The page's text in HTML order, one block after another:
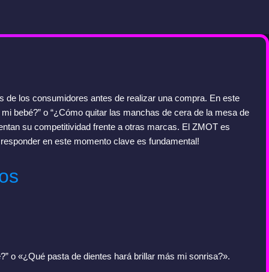
de los consumidores antes de realizar una compra. En este
bebé?” o “¿Cómo quitar las manchas de cera de la mesa de
su competitividad frente a otras marcas. El ZMOT es
en este momento clave es fundamental!
o «¿Qué pasta de dientes hará brillar más mi sonrisa?».